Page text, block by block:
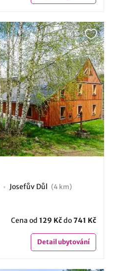
Josefův Důl (4 km)
Cena od 129 Kčdo741 Kč
Detailubytování